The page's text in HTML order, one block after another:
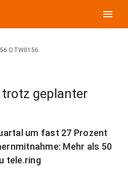
menu
OTW0156
geplanter
um fast 27 Prozent
Mehr als 50
tele.ring